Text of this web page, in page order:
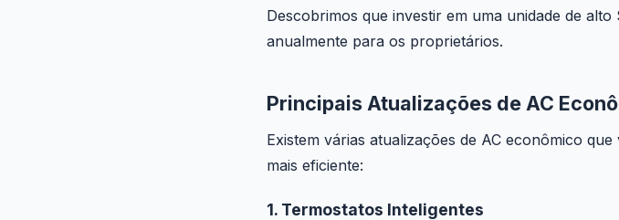
Descobrimos que investir em uma unidade de
anualmente para os proprietários.
Principais Atualizações de AC
Existem várias atualizações de AC econômico
mais eficiente:
1. Termostatos Inteligentes